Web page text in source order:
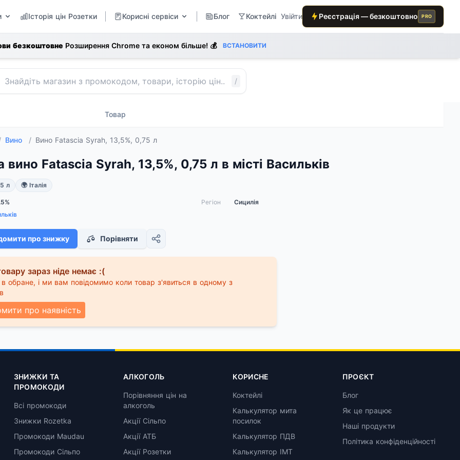
Історія цін Розетки Корисні сервіси Блог Коктейлі Увійти Реєстрація — безкоштовно PRO
безкоштовне Розширення Chrome та економ більше! 💰 ВСТАНОВИТИ
/
Товар
Вино / Вино Fatascia Syrah, 13,5%, 0,75 л
вино Fatascia Syrah, 13,5%, 0,75 л в місті Васильків
л 🌍 Італія
Регіон
Сицилія
про знижку Порівняти
зараз ніде немає :(
обране, і ми вам повідомимо коли товар з'явиться в одному з
про наявність
ЗНИЖКИ ТА
ПРОМОКОДИ
Всі промокоди
Знижки Rozetka
Промокоди Maudau
Промокоди Сільпо
АЛКОГОЛЬ
Порівняння цін на
алкоголь
Акції Сільпо
Акції АТБ
Акції Розетки
КОРИСНЕ
Коктейлі
Калькулятор мита
посилок
Калькулятор ПДВ
Калькулятор ІМТ
ПРОЄКТ
Блог
Як це працює
Наші продукти
Політика конфіденційності